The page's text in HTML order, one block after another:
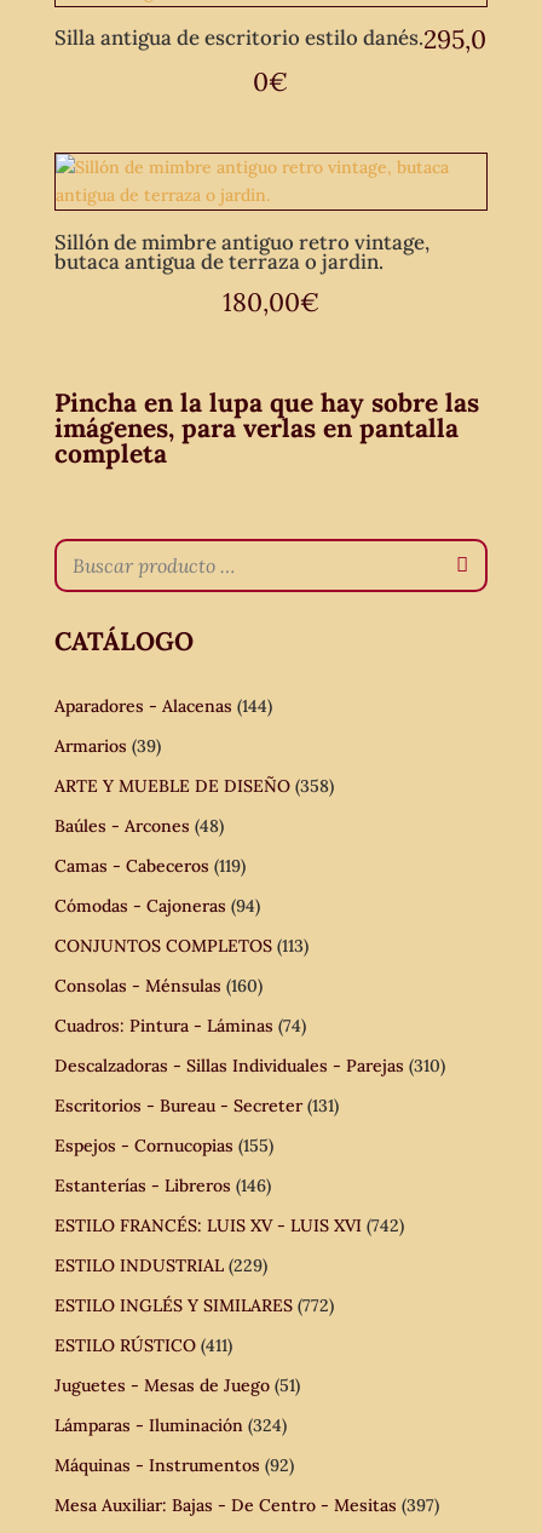
Silla antigua de escritorio estilo danés.295,0
0€
Sillón de mimbre antiguo retro vintage,
butaca antigua de terraza o jardin.
180,00€
Pincha en la lupa que hay sobre las
imágenes, para verlas en pantalla
completa
CATÁLOGO
Aparadores - Alacenas (144)
Armarios (39)
ARTE Y MUEBLE DE DISEÑO (358)
Baúles - Arcones (48)
Camas - Cabeceros (119)
Cómodas - Cajoneras (94)
CONJUNTOS COMPLETOS (113)
Consolas - Ménsulas (160)
Cuadros: Pintura - Láminas (74)
Descalzadoras - Sillas Individuales - Parejas (310)
Escritorios - Bureau - Secreter (131)
Espejos - Cornucopias (155)
Estanterías - Libreros (146)
ESTILO FRANCÉS: LUIS XV - LUIS XVI (742)
ESTILO INDUSTRIAL (229)
ESTILO INGLÉS Y SIMILARES (772)
ESTILO RÚSTICO (411)
Juguetes - Mesas de Juego (51)
Lámparas - Iluminación (324)
Máquinas - Instrumentos (92)
Mesa Auxiliar: Bajas - De Centro - Mesitas (397)